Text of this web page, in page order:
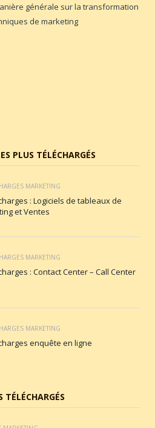
générale sur la transformation
de marketing
PLUS TÉLÉCHARGÉS
MARKETING
: Logiciels de tableaux de
et Ventes
MARKETING
: Contact Center – Call Center
MARKETING
enquête en ligne
TÉLÉCHARGÉS